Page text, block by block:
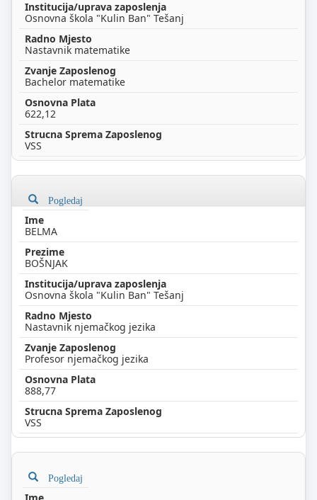
Osnovna škola "Kulin Ban" Tešanj
Nastavnik matematike
Bachelor matematike
622,12
VSS
Pogledaj
BELMA
BOŠNJAK
Osnovna škola "Kulin Ban" Tešanj
Nastavnik njemačkog jezika
Profesor njemačkog jezika
888,77
VSS
Pogledaj